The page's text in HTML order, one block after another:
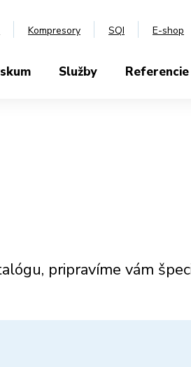
Kompresory SQI E-shop
Služby Referencie
pripravíme vám